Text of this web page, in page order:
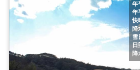
年
年
快
降
雪
降